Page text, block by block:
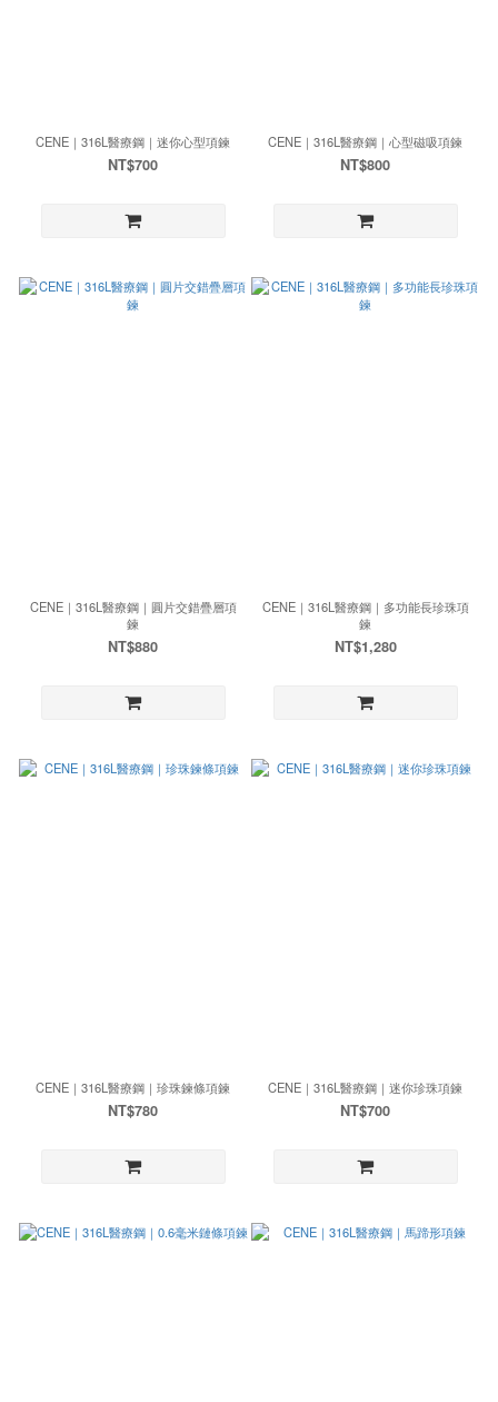
CENE｜316L醫療鋼｜迷你心型項鍊
NT$700
CENE｜316L醫療鋼｜心型磁吸項鍊
NT$800
CENE｜316L醫療鋼｜圓片交錯疊層項
鍊
NT$880
CENE｜316L醫療鋼｜多功能長珍珠項
鍊
NT$1,280
CENE｜316L醫療鋼｜珍珠鍊條項鍊
NT$780
CENE｜316L醫療鋼｜迷你珍珠項鍊
NT$700